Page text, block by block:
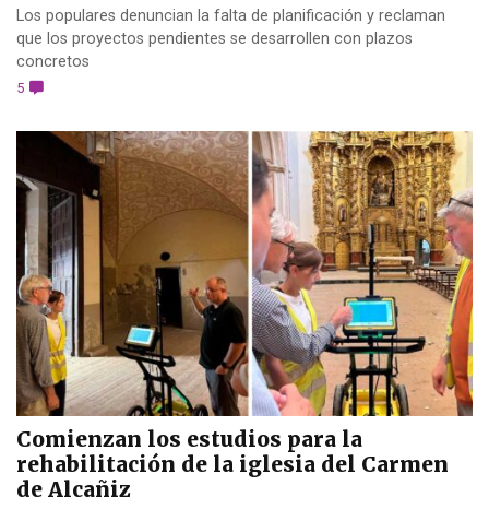
Los populares denuncian la falta de planificación y reclaman
que los proyectos pendientes se desarrollen con plazos
concretos
5
Comienzan los estudios para la
rehabilitación de la iglesia del Carmen
de Alcañiz